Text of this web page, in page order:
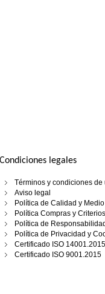
Condiciones legales
Términos y condiciones de
Aviso legal
Política de Calidad y Medio
Política Compras y
Política de
Política de Privacidad y
Certificado ISO 14001.2015
Certificado ISO 9001.2015